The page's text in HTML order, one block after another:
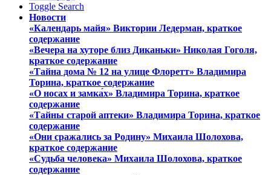
Toggle Search
Новости
«Календарь майя» Виктории Ледерман, краткое
содержание
«Вечера на хуторе близ Диканьки» Николая Гоголя,
краткое содержание
«Тайна дома № 12 на улице Флоретт» Владимира
Торина, краткое содержание
«О носах и замка́х» Владимира Торина, краткое
содержание
«Тайны старой аптеки» Владимира Торина, краткое
содержание
«Они сражались за Родину» Михаила Шолохова,
краткое содержание
«Судьба человека» Михаила Шолохова, краткое
содержание